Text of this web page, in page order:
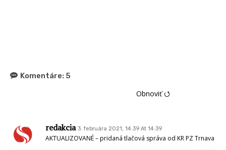
Komentáre: 5
Obnoviť ⭯
redakcia 3. februára 2021, 14:39 At 14:39
AKTUALIZOVANÉ – pridaná tlačová správa od KR PZ Trnava